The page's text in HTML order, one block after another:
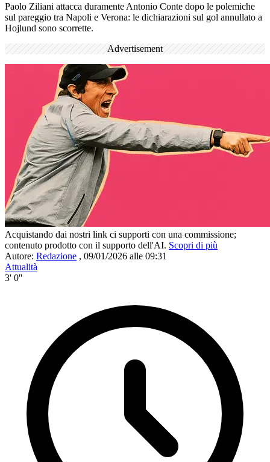
Paolo Ziliani attacca duramente Antonio Conte dopo le polemiche
sul pareggio tra Napoli e Verona: le dichiarazioni sul gol annullato a
Hojlund sono scorrette.
Advertisement
Acquistando dai nostri link ci supporti con una commissione;
contenuto prodotto con il supporto dell'AI. Scopri di più
Autore: Redazione , 09/01/2026 alle 09:31
Attualità
3' 0''